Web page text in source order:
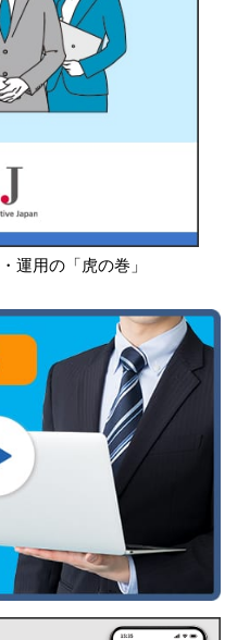
運用の「虎の巻」